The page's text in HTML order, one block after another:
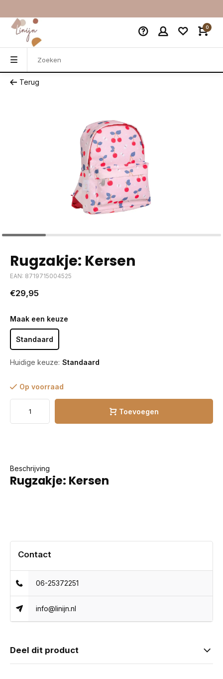
0
Terug
Rugzakje: Kersen
EAN: 8719715004525
€29,95
Maak een keuze
Standaard
Huidige keuze: Standaard
Op voorraad
Toevoegen
Beschrijving
Rugzakje: Kersen
Contact
06-25372251
info@linijn.nl
Deel dit product